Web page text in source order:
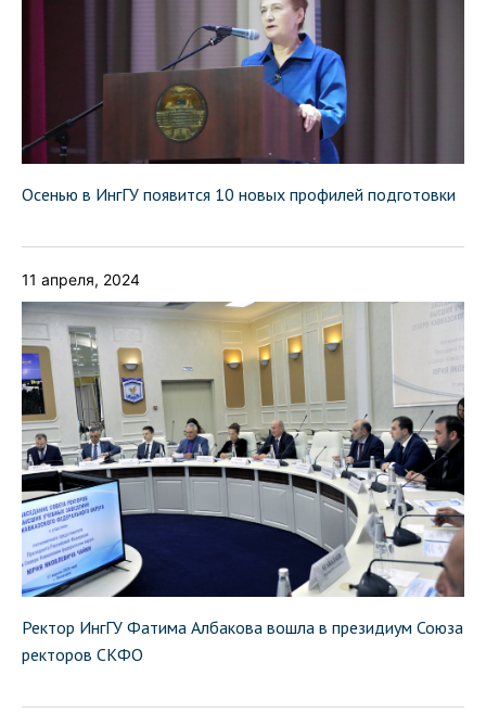
Осенью в ИнгГУ появится 10 новых профилей подготовки
11 апреля, 2024
Ректор ИнгГУ Фатима Албакова вошла в президиум Союза
ректоров СКФО